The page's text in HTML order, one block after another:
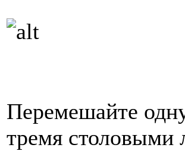
Перемешайте
тремя столовыми